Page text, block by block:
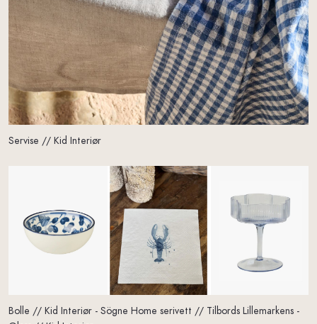
Servise // Kid Interiør
Bolle // Kid Interiør - Sögne Home serivett // Tilbords Lillemarkens -